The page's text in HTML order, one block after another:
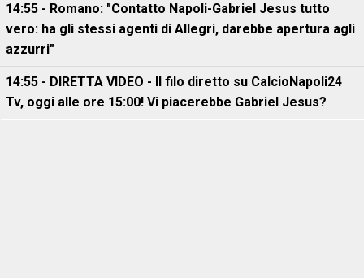
14:55 - Romano: "Contatto Napoli-Gabriel Jesus tutto
vero: ha gli stessi agenti di Allegri, darebbe apertura agli
azzurri"
14:55 - DIRETTA VIDEO - Il filo diretto su CalcioNapoli24
Tv, oggi alle ore 15:00! Vi piacerebbe Gabriel Jesus?